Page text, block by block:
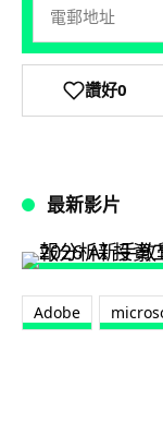
讚好0
最新影片
Adobe